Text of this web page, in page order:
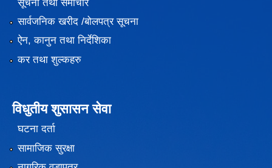
सूचना तथा समाचार
सार्वजनिक खरीद /बोलपत्र सूचना
ऐन, कानुन तथा निर्देशिका
कर तथा शुल्कहरु
विधुतीय शुसासन सेवा
घटना दर्ता
सामाजिक सुरक्षा